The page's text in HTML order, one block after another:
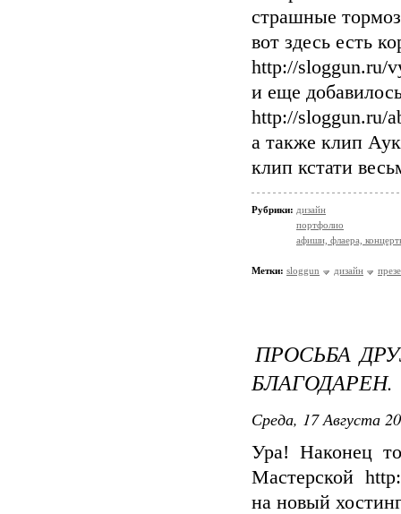
страшные
вот здесь есть
http://sloggun.ru/
и еще
http://sloggun.ru/
а также клип
клип кстати
Рубрики: дизайн
портфолио
афиши, флаера,
Метки: sloggun дизайн
ПРОСЬБА
БЛАГОДАРЕН.
Среда, 17 Августа
Ура! Наконец
Мастерской
на новый